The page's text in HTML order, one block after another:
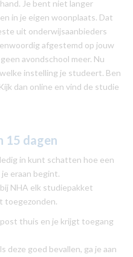
Je bent niet langer
in je eigen woonplaats. Dat
uit onderwijsaanbieders
afgestemd op jouw
avondschool meer. Nu
instelling je studeert. Ben
dan online en vind de studie
15 dagen
in kunt schatten hoe een
eraan begint.
NHA elk studiepakket
toegezonden.
thuis en je krijgt toegang
deze goed bevallen, ga je aan